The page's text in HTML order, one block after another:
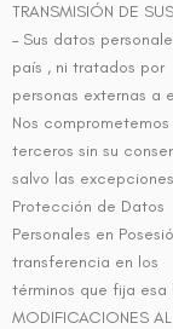
TRANSMISIÓN DE
– Sus datos
país , ni tratados por
personas externas a
Nos
terceros sin su
salvo las
Protección de Datos
Personales en
transferencia en los
términos que fija esa
MODIFICACIONES